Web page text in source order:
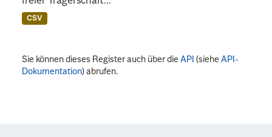
CSV
Sie können dieses Register auch über dieAPI (sieheAPI-
Dokumentation) abrufen.